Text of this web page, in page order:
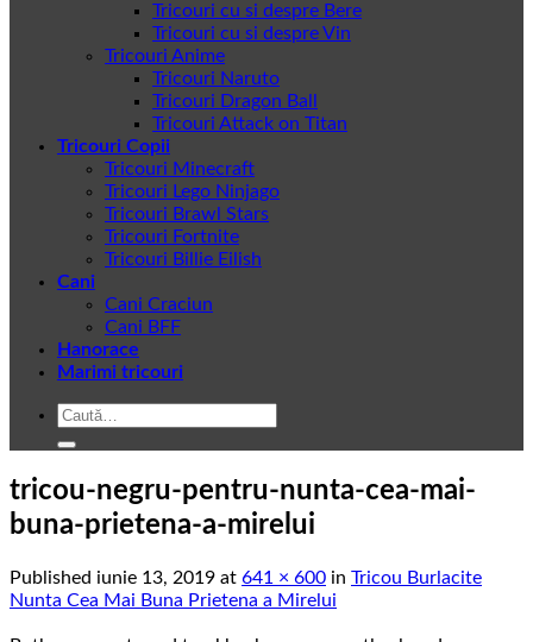
Tricouri cu si despre Bere
Tricouri cu si despre Vin
Tricouri Anime
Tricouri Naruto
Tricouri Dragon Ball
Tricouri Attack on Titan
Tricouri Copii
Tricouri Minecraft
Tricouri Lego Ninjago
Tricouri Brawl Stars
Tricouri Fortnite
Tricouri Billie Eilish
Cani
Cani Craciun
Cani BFF
Hanorace
Marimi tricouri
Caută
tricou-negru-pentru-nunta-cea-mai-
buna-prietena-a-mirelui
Published iunie 13, 2019 at 641 × 600 in Tricou Burlacite
Nunta Cea Mai Buna Prietena a Mirelui